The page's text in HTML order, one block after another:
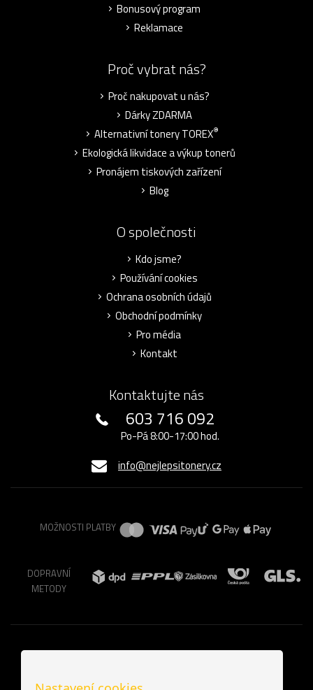
Bonusový program
Reklamace
Proč vybrat nás?
Proč nakupovat u nás?
Dárky ZDARMA
Alternativní tonery TOREX®
Ekologická likvidace a výkup tonerů
Pronájem tiskových zařízení
Blog
O společnosti
Kdo jsme?
Používání cookies
Ochrana osobních údajů
Obchodní podmínky
Pro média
Kontakt
Kontaktujte nás
603 716 092
Po-Pá 8:00-17:00 hod.
info@nejlepsitonery.cz
MOŽNOSTI PLATBY
DOPRAVNÍ
METODY